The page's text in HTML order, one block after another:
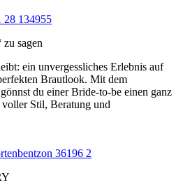
zu sagen
ein unvergessliches Erlebnis auf
Brautlook. Mit dem
du einer Bride-to-be einen ganz
Stil, Beratung und